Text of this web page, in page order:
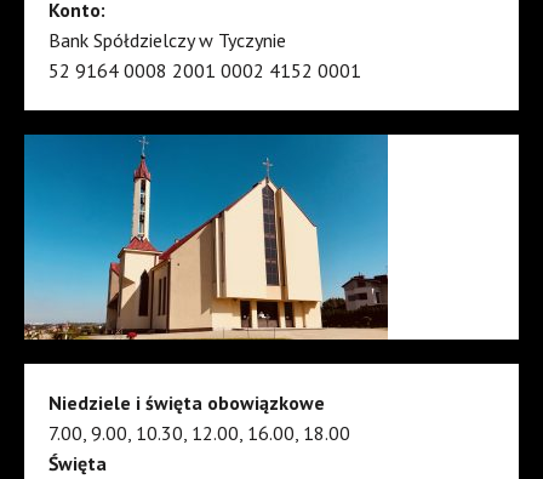
Konto:
Bank Spółdzielczy w Tyczynie
52 9164 0008 2001 0002 4152 0001
Niedziele i święta obowiązkowe
7.00, 9.00, 10.30, 12.00, 16.00, 18.00
Święta